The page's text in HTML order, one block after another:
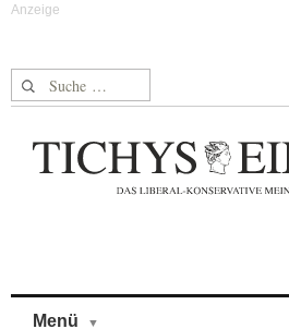
Suche nach:
Menü